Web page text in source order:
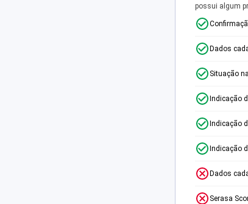
possui algum
Dados
Situação
Indicação
Indicação
Indicação
Dados
Serasa